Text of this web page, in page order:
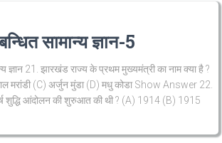
सामान्य ज्ञान-5
ज्ञान 21. झारखंड राज्य के प्रथम मुख्यमंत्री का नाम क्या है ?
मरांडी (C) अर्जुन मुंडा (D) मधु कोडा Show Answer 22.
शुद्धि आंदोलन की शुरुआत की थी ? (A) 1914 (B) 1915